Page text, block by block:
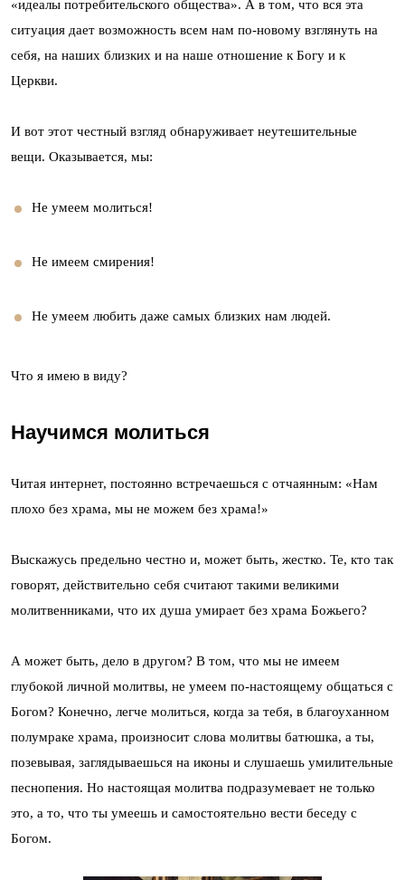
«идеалы потребительского общества». А в том, что вся эта
ситуация дает возможность всем нам по-новому взглянуть на
себя, на наших близких и на наше отношение к Богу и к
Церкви.
И вот этот честный взгляд обнаруживает неутешительные
вещи. Оказывается, мы:
Не умеем молиться!
Не имеем смирения!
Не умеем любить даже самых близких нам людей.
Что я имею в виду?
Научимся молиться
Читая интернет, постоянно встречаешься с отчаянным: «Нам
плохо без храма, мы не можем без храма!»
Выскажусь предельно честно и, может быть, жестко. Те, кто так
говорят, действительно себя считают такими великими
молитвенниками, что их душа умирает без храма Божьего?
А может быть, дело в другом? В том, что мы не имеем
глубокой личной молитвы, не умеем по-настоящему общаться с
Богом? Конечно, легче молиться, когда за тебя, в благоуханном
полумраке храма, произносит слова молитвы батюшка, а ты,
позевывая, заглядываешься на иконы и слушаешь умилительные
песнопения. Но настоящая молитва подразумевает не только
это, а то, что ты умеешь и самостоятельно вести беседу с
Богом.